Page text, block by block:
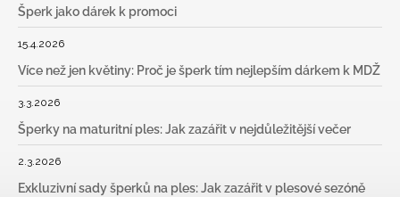
Šperk jako dárek k promoci
15.4.2026
Více než jen květiny: Proč je šperk tím nejlepším dárkem k MDŽ
3.3.2026
Šperky na maturitní ples: Jak zazářit v nejdůležitější večer
2.3.2026
Exkluzivní sady šperků na ples: Jak zazářit v plesové sezóně